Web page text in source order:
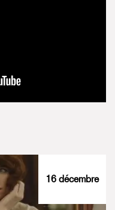
16 décembre